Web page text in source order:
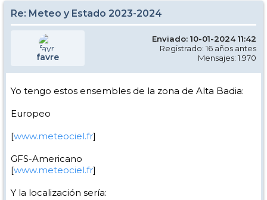
Re: Meteo y Estado 2023-2024
favre
Enviado: 10-01-2024 11:42
Registrado: 16 años antes
Mensajes: 1.970
Yo tengo estos ensembles de la zona de Alta Badia:
Europeo
[www.meteociel.fr]
GFS-Americano
[www.meteociel.fr]
Y la localización sería: